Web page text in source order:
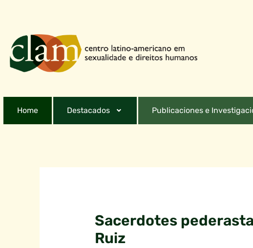
Home Destacados Publicaciones e
Sacerdotes
Ruiz